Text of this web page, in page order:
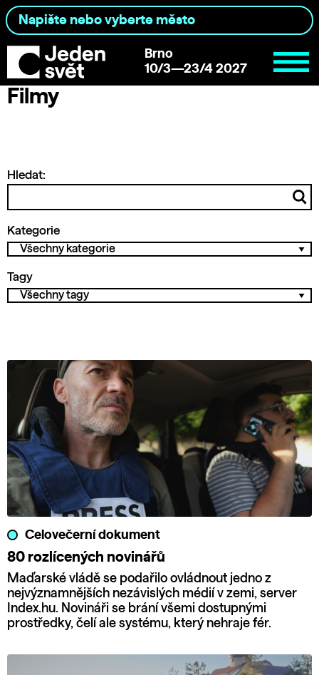
Brno
10/3—23/4 2027
Filmy
Hledat:
Kategorie
Tagy
Celovečerní dokument
80 rozlícených novinářů
Maďarské vládě se podařilo ovládnout jedno z
nejvýznamnějších nezávislých médií v zemi, server
Index.hu. Novináři se brání všemi dostupnými
prostředky, čelí ale systému, který nehraje fér.